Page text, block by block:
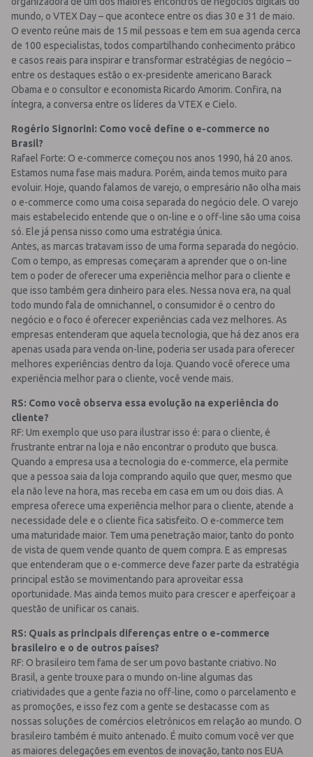
mundo, o VTEX Day – que acontece entre os dias 30 e 31 de maio.
O evento reúne mais de 15 mil pessoas e tem em sua agenda cerca
de 100 especialistas, todos compartilhando conhecimento prático
e casos reais para inspirar e transformar estratégias de negócio –
entre os destaques estão o ex-presidente americano Barack
Obama e o consultor e economista Ricardo Amorim. Confira, na
íntegra, a conversa entre os líderes da VTEX e Cielo.
Rogério Signorini: Como você define o e-commerce no
Brasil?
Rafael Forte: O e-commerce começou nos anos 1990, há 20 anos.
Estamos numa fase mais madura. Porém, ainda temos muito para
evoluir. Hoje, quando falamos de varejo, o empresário não olha mais
o e-commerce como uma coisa separada do negócio dele. O varejo
mais estabelecido entende que o on-line e o off-line são uma coisa
só. Ele já pensa nisso como uma estratégia única.
Antes, as marcas tratavam isso de uma forma separada do negócio.
Com o tempo, as empresas começaram a aprender que o on-line
tem o poder de oferecer uma experiência melhor para o cliente e
que isso também gera dinheiro para eles. Nessa nova era, na qual
todo mundo fala de omnichannel, o consumidor é o centro do
negócio e o foco é oferecer experiências cada vez melhores. As
empresas entenderam que aquela tecnologia, que há dez anos era
apenas usada para venda on-line, poderia ser usada para oferecer
melhores experiências dentro da loja. Quando você oferece uma
experiência melhor para o cliente, você vende mais.
RS: Como você observa essa evolução na experiência do
cliente?
RF: Um exemplo que uso para ilustrar isso é: para o cliente, é
frustrante entrar na loja e não encontrar o produto que busca.
Quando a empresa usa a tecnologia do e-commerce, ela permite
que a pessoa saia da loja comprando aquilo que quer, mesmo que
ela não leve na hora, mas receba em casa em um ou dois dias. A
empresa oferece uma experiência melhor para o cliente, atende a
necessidade dele e o cliente fica satisfeito. O e-commerce tem
uma maturidade maior. Tem uma penetração maior, tanto do ponto
de vista de quem vende quanto de quem compra. E as empresas
que entenderam que o e-commerce deve fazer parte da estratégia
principal estão se movimentando para aproveitar essa
oportunidade. Mas ainda temos muito para crescer e aperfeiçoar a
questão de unificar os canais.
RS: Quais as principais diferenças entre o e-commerce
brasileiro e o de outros países?
RF: O brasileiro tem fama de ser um povo bastante criativo. No
Brasil, a gente trouxe para o mundo on-line algumas das
criatividades que a gente fazia no off-line, como o parcelamento e
as promoções, e isso fez com a gente se destacasse com as
nossas soluções de comércios eletrônicos em relação ao mundo. O
brasileiro também é muito antenado. É muito comum você ver que
as maiores delegações em eventos de inovação, tanto nos EUA